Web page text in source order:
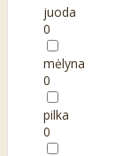
juoda
0
mėlyna
0
pilka
0